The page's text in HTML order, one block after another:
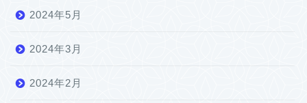
2024年5月
2024年3月
2024年2月